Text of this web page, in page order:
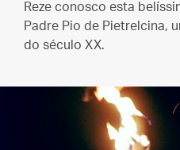
Reze conosco esta
Padre Pio de Pietrelcina,
do século XX.